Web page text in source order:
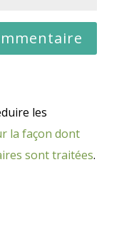
les
la façon dont
sont traitées.